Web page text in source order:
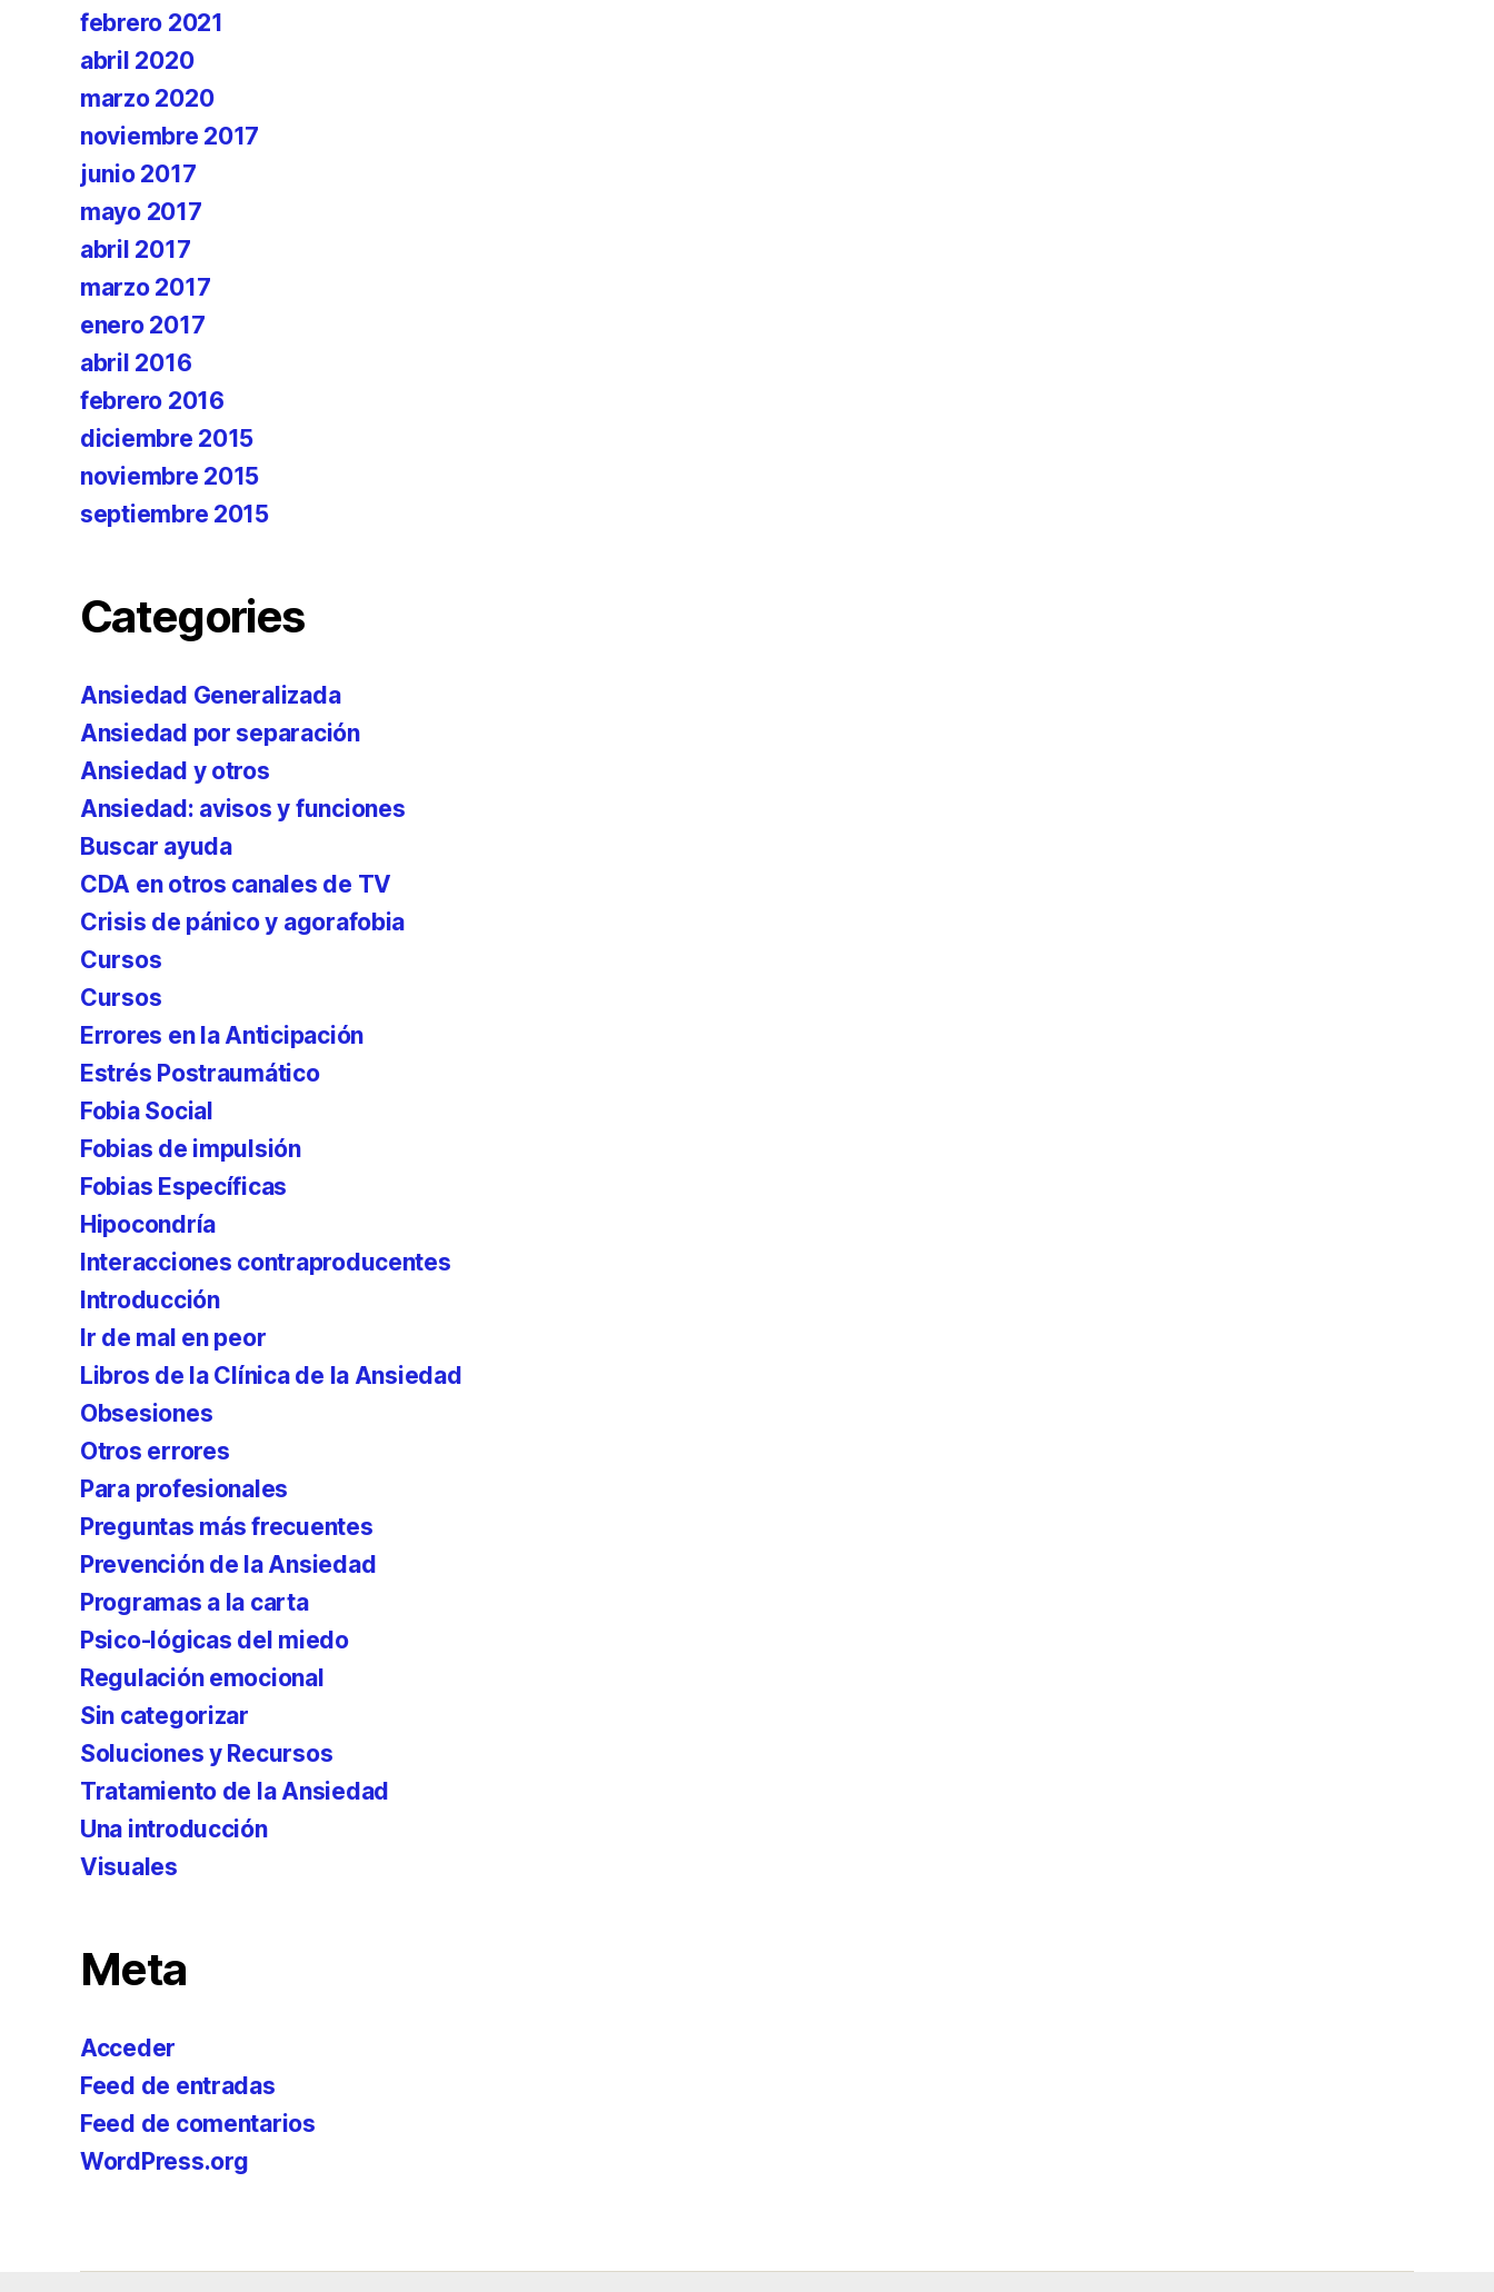
febrero 2021
abril 2020
marzo 2020
noviembre 2017
junio 2017
mayo 2017
abril 2017
marzo 2017
enero 2017
abril 2016
febrero 2016
diciembre 2015
noviembre 2015
septiembre 2015
Categories
Ansiedad Generalizada
Ansiedad por separación
Ansiedad y otros
Ansiedad: avisos y funciones
Buscar ayuda
CDA en otros canales de TV
Crisis de pánico y agorafobia
Cursos
Cursos
Errores en la Anticipación
Estrés Postraumático
Fobia Social
Fobias de impulsión
Fobias Específicas
Hipocondría
Interacciones contraproducentes
Introducción
Ir de mal en peor
Libros de la Clínica de la Ansiedad
Obsesiones
Otros errores
Para profesionales
Preguntas más frecuentes
Prevención de la Ansiedad
Programas a la carta
Psico-lógicas del miedo
Regulación emocional
Sin categorizar
Soluciones y Recursos
Tratamiento de la Ansiedad
Una introducción
Visuales
Meta
Acceder
Feed de entradas
Feed de comentarios
WordPress.org